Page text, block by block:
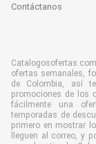
Contáctanos
ofertas semanales,
de Colombia, así
promociones de los
fácilmente una
temporadas de
primero en mostrar
lleguen al correo, y